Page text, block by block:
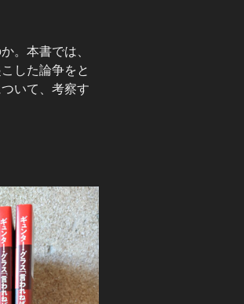
。本書では、
した論争をと
いて、考察す